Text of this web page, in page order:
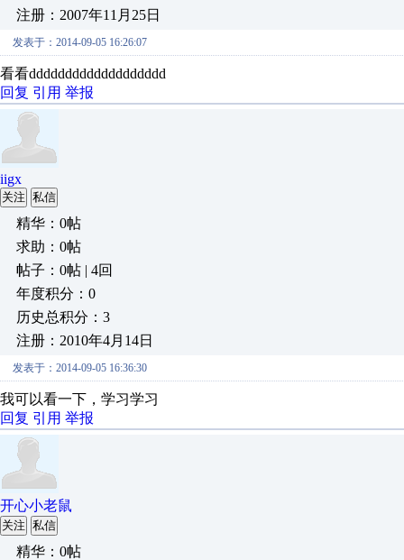
注册：2007年11月25日
发表于：2014-09-05 16:26:07
看看ddddddddddddddddddd
回复 引用 举报
iigx
关注 私信
精华：0帖
求助：0帖
帖子：0帖 | 4回
年度积分：0
历史总积分：3
注册：2010年4月14日
发表于：2014-09-05 16:36:30
我可以看一下，学习学习
回复 引用 举报
开心小老鼠
关注 私信
精华：0帖